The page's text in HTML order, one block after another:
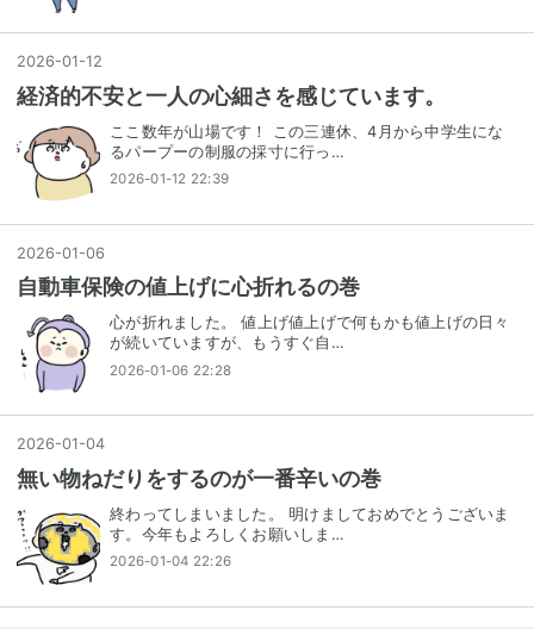
2026-01 -12
経済的不安と一人の心細さを感じています。
ここ数年が山場です！ この三連休、4月から中学生にな
るパープーの制服の採寸に行っ…
2026-01-12 22:39
2026-01-06
自動車保険の値上げに心折れるの巻
心が折れました。 値上げ値上げで何もかも値上げの日々
が続いていますが、もうすぐ自…
2026-01-06 22:28
2026-01 -04
無い物ねだりをするのが一番辛いの巻
終わってしまいました。 明けましておめでとうございま
す。今年もよろしくお願いしま…
2026-01-04 22:26